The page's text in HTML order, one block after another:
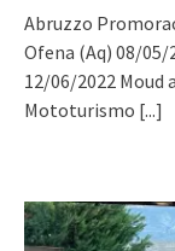
Abruzzo
Ofena (Aq) 08/05/
12/06/2022 Moud
Mototurismo [...]